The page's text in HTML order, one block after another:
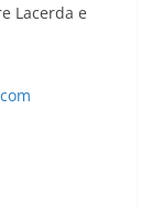
Lacerda e